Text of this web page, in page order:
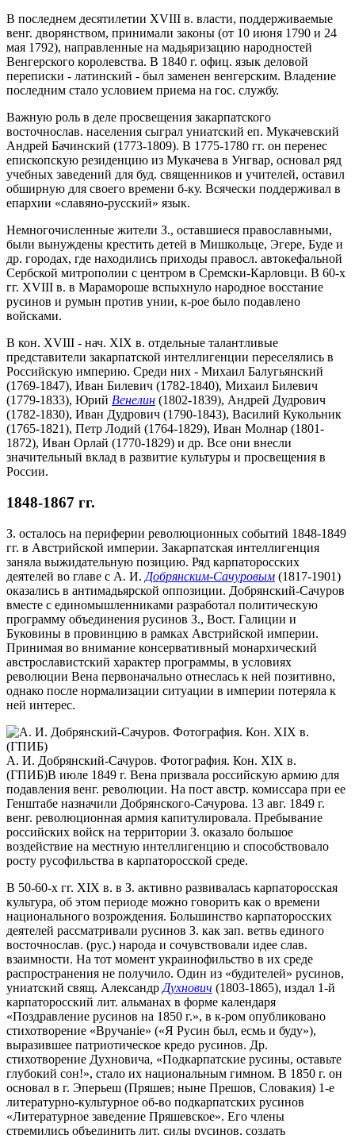
В последнем десятилетии XVIII в. власти, поддерживаемые
венг. дворянством, принимали законы (от 10 июня 1790 и 24
мая 1792), направленные на мадьяризацию народностей
Венгерского королевства. В 1840 г. офиц. язык деловой
переписки - латинский - был заменен венгерским. Владение
последним стало условием приема на гос. службу.
Важную роль в деле просвещения закарпатского
восточнослав. населения сыграл униатский еп. Мукачевский
Андрей Бачинский (1773-1809). В 1775-1780 гг. он перенес
епископскую резиденцию из Мукачева в Унгвар, основал ряд
учебных заведений для буд. священников и учителей, оставил
обширную для своего времени б-ку. Всячески поддерживал в
епархии «славяно-русский» язык.
Немногочисленные жители З., оставшиеся православными,
были вынуждены крестить детей в Мишкольце, Эгере, Буде и
др. городах, где находились приходы правосл. автокефальной
Сербской митрополии с центром в Сремски-Карловци. В 60-х
гг. XVIII в. в Марамороше вспыхнуло народное восстание
русинов и румын против унии, к-рое было подавлено
войсками.
В кон. XVIII - нач. XIX в. отдельные талантливые
представители закарпатской интеллигенции переселялись в
Российскую империю. Среди них - Михаил Балугьянский
(1769-1847), Иван Билевич (1782-1840), Михаил Билевич
(1779-1833), Юрий Венелин (1802-1839), Андрей Дудрович
(1782-1830), Иван Дудрович (1790-1843), Василий Кукольник
(1765-1821), Петр Лодий (1764-1829), Иван Молнар (1801-
1872), Иван Орлай (1770-1829) и др. Все они внесли
значительный вклад в развитие культуры и просвещения в
России.
1848-1867 гг.
З. осталось на периферии революционных событий 1848-1849
гг. в Австрийской империи. Закарпатская интеллигенция
заняла выжидательную позицию. Ряд карпаторосских
деятелей во главе с А. И. Добрянским-Сачуровым (1817-1901)
оказались в антимадьярской оппозиции. Добрянский-Сачуров
вместе с единомышленниками разработал политическую
программу объединения русинов З., Вост. Галиции и
Буковины в провинцию в рамках Австрийской империи.
Принимая во внимание консервативный монархический
австрославистский характер программы, в условиях
революции Вена первоначально отнеслась к ней позитивно,
однако после нормализации ситуации в империи потеряла к
ней интерес.
А. И. Добрянский-Сачуров. Фотография. Кон. XIX в.
(ГПИБ)В июле 1849 г. Вена призвала российскую армию для
подавления венг. революции. На пост австр. комиссара при ее
Генштабе назначили Добрянского-Сачурова. 13 авг. 1849 г.
венг. революционная армия капитулировала. Пребывание
российских войск на территории З. оказало большое
воздействие на местную интеллигенцию и способствовало
росту русофильства в карпаторосской среде.
В 50-60-х гг. XIX в. в З. активно развивалась карпаторосская
культура, об этом периоде можно говорить как о времени
национального возрождения. Большинство карпаторосских
деятелей рассматривали русинов З. как зап. ветвь единого
восточнослав. (рус.) народа и сочувствовали идее слав.
взаимности. На тот момент украинофильство в их среде
распространения не получило. Один из «будителей» русинов,
униатский свящ. Александр Духнович (1803-1865), издал 1-й
карпаторосский лит. альманах в форме календаря
«Поздравление русинов на 1850 г.», в к-ром опубликовано
стихотворение «Вручанiе» («Я Русин был, есмь и буду»),
выразившее патриотическое кредо русинов. Др.
стихотворение Духновича, «Подкарпатские русины, оставьте
глубокий сон!», стало их национальным гимном. В 1850 г. он
основал в г. Эперьеш (Пряшев; ныне Прешов, Словакия) 1-е
литературно-культурное об-во подкарпатских русинов
«Литературное заведение Пряшевское». Его члены
стремились объединить лит. силы русинов, создать